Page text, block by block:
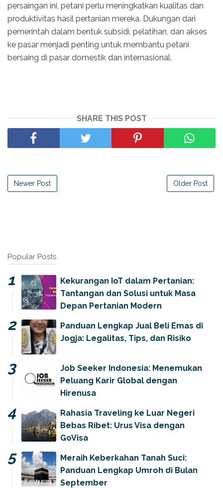
persaingan ini, petani perlu meningkatkan kualitas dan
produktivitas hasil pertanian mereka. Dukungan dari
pemerintah dalam bentuk subsidi, pelatihan, dan akses
ke pasar menjadi penting untuk membantu petani
bersaing di pasar domestik dan internasional.
SHARE THIS POST
Newer Post Older Post
Popular Posts
Kekurangan IoT dalam Pertanian:
Tantangan dan Solusi untuk Masa
Depan Pertanian Modern
Panduan Lengkap Jual Beli Emas di
Jogja: Legalitas, Tips, dan Risiko
Job Seeker Indonesia: Menemukan
Peluang Karir Global dengan
Hirenusa
Rahasia Traveling ke Luar Negeri
Bebas Ribet: Urus Visa dengan
GoVisa
Meraih Keberkahan Tanah Suci:
Panduan Lengkap Umroh di Bulan
September